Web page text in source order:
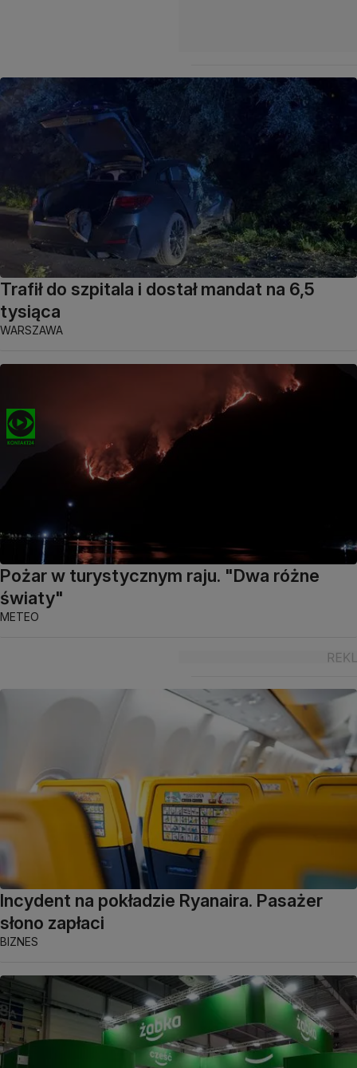
Trafił do szpitala i dostał mandat na 6,5
tysiąca
WARSZAWA
Pożar w turystycznym raju. "Dwa różne
światy"
METEO
Incydent na pokładzie Ryanaira. Pasażer
słono zapłaci
BIZNES